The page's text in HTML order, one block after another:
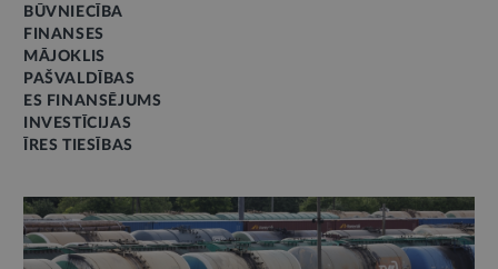
BŪVNIECĪBA
FINANSES
MĀJOKLIS
PAŠVALDĪBAS
ES FINANSĒJUMS
INVESTĪCIJAS
ĪRES TIESĪBAS